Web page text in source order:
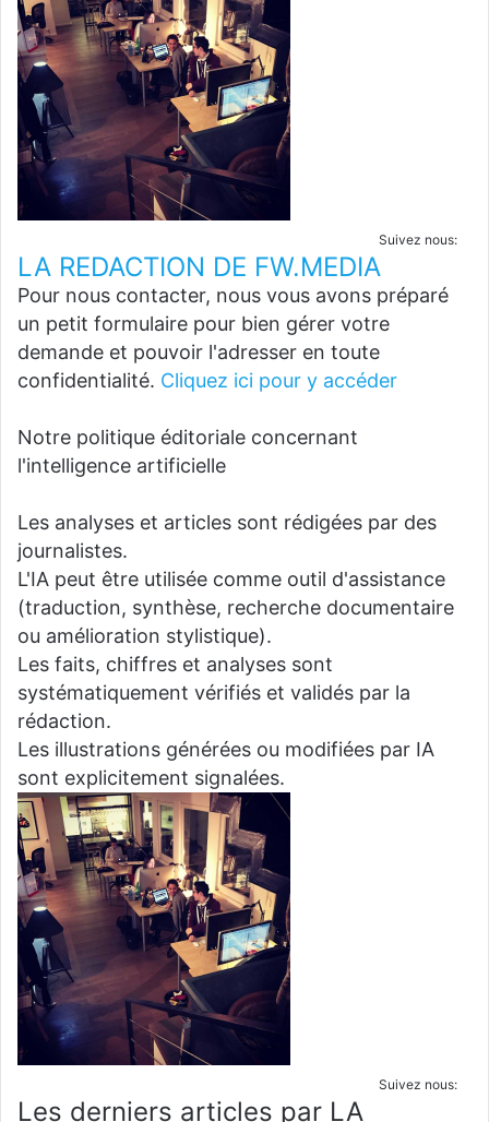
Suivez nous:
LA REDACTION DE FW.MEDIA
Pour nous contacter, nous vous avons préparé
un petit formulaire pour bien gérer votre
demande et pouvoir l'adresser en toute
confidentialité. Cliquez ici pour y accéder
Notre politique éditoriale concernant
l'intelligence artificielle
Les analyses et articles sont rédigées par des
journalistes.
L'IA peut être utilisée comme outil d'assistance
(traduction, synthèse, recherche documentaire
ou amélioration stylistique).
Les faits, chiffres et analyses sont
systématiquement vérifiés et validés par la
rédaction.
Les illustrations générées ou modifiées par IA
sont explicitement signalées.
Suivez nous:
Les derniers articles par LA